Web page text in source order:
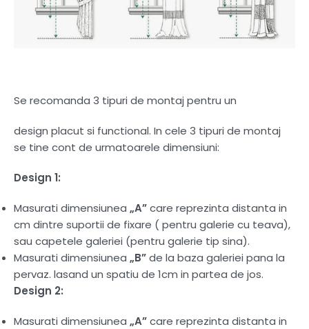
Se recomanda 3 tipuri de montaj pentru un
design placut si functional. In cele 3 tipuri de montaj
se tine cont de urmatoarele dimensiuni:
Design 1:
Masurati dimensiunea „A”care reprezinta distanta in
cm dintre suportii de fixare ( pentru galerie cu teava),
sau capetele galeriei (pentru galerie tip sina).
Masurati dimensiunea „B”de la baza galeriei pana la
pervaz. lasand un spatiu de 1cm in partea de jos.
Design 2:
Masurati dimensiunea „A”care reprezinta distanta in